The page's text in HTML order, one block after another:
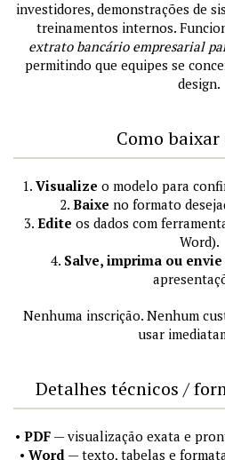
investidores, demonstrações de
treinamentos internos.
extrato bancário empresarial
permitindo que equipes se
design.
Como baixar
1. Visualize o modelo para
2. Baixe no formato
3. Edite os dados com
Word).
4. Salve, imprima ou envie
Nenhuma inscrição. Nenhum
usar
Detalhes técnicos /
• PDF— visualização exata e
• Word — texto, tabelas e